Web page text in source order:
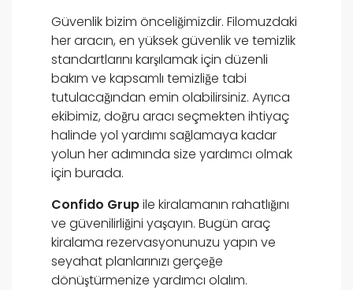
Güvenlik bizim önceliğimizdir. Filomuzdaki
her aracın, en yüksek güvenlik ve temizlik
standartlarını karşılamak için düzenli
bakım ve kapsamlı temizliğe tabi
tutulacağından emin olabilirsiniz. Ayrıca
ekibimiz, doğru aracı seçmekten ihtiyaç
halinde yol yardımı sağlamaya kadar
yolun her adımında size yardımcı olmak
için burada.
Confido Grupile kiralamanın rahatlığını
ve güvenilirliğini yaşayın. Bugün araç
kiralama rezervasyonunuzu yapın ve
seyahat planlarınızı gerçeğe
dönüştürmenize yardımcı olalım.